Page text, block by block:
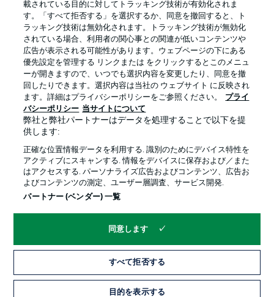
プライバシー・ポリシー 優先設定を管理する
利用条件 放送局
求人 選手
当サイトについて
© 2026 Bundesliga-Gruppe GmbH
言語をお選びください
Display Mode
載されている目的に対してトラッキング技術が有効化されま
す。「すべて拒否する」を選択するか、同意を撤回すると、ト
ラッキング技術は無効化されます。トラッキング技術が無効化
されている場合、利用者の関心事との関連が低いコンテンツや
広告が表示される可能性があります。ウェブページの下にある
優先設定を管理する リンクまたは をクリックするとこのメニュ
ーが開きますので、いつでも選択内容を変更したり、同意を撤
回したりできます。選択内容は当社の ウェブサイト に反映され
ます。詳細はプライバシーポリシーをご参照ください。
プライ
バシーポリシー 当サイトについて
弊社と弊社パートナーはデータを処理することで以下を提
供します:
正確な位置情報データを利用する. 識別のためにデバイス特性を
アクティブにスキャンする. 情報をデバイスに保存および／また
はアクセスする. パーソナライズ広告およびコンテンツ、広告お
よびコンテンツの測定、ユーザー層調査、サービス開発.
パートナー (ベンダー) 一覧
同意します
すべて拒否する
目的を表示する